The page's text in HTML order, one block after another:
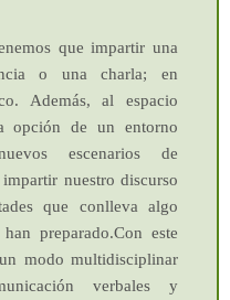
que impartir una
o una charla; en
Además, al espacio
opción de un entorno
escenarios de
nuestro discurso
que conlleva algo
preparado.Con este
modo multidisciplinar
verbales y
se puede
Webinar o
promovido
comercial para
productos o
mercado. Este
para los
comercial
evento tendrá
2 euros/